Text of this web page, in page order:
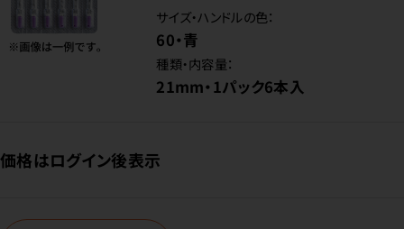
サイズ・ハンドルの色：
60・青
種類・内容量：
21mm・1パック6本入
価格はログイン後表示